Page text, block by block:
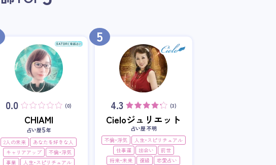
0.0 (0)
CHIAMI
占い歴5年
2人の未来
あなたを好きな人
キャリアアップ
不倫・浮気
事業
人生・スピリチュアル
5
4.3 (3)
Cieloジュリエット
占い歴 不明
不倫・浮気
人生・スピリチュアル
仕事運
出会い
前世
将来・未来
復縁 恋愛占い